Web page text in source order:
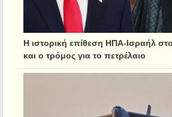
Η ιστορική επίθεση ΗΠΑ-Ισραήλ
και ο τρόμος για το πετρέλαιο